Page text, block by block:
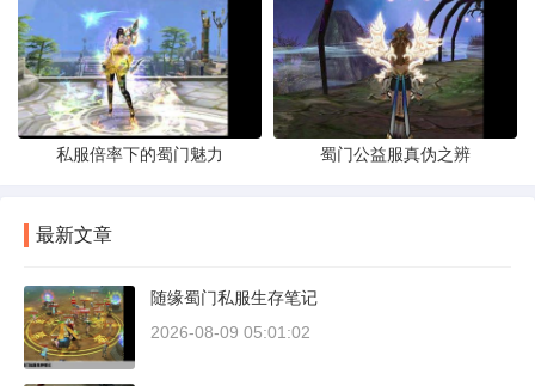
私服倍率下的蜀门魅力 蜀门公益服真伪之辨
最新文章
随缘蜀门私服生存笔记
2026-08-09 05:01:02